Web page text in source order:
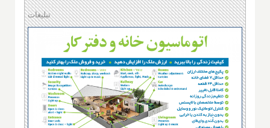
تبلیغات